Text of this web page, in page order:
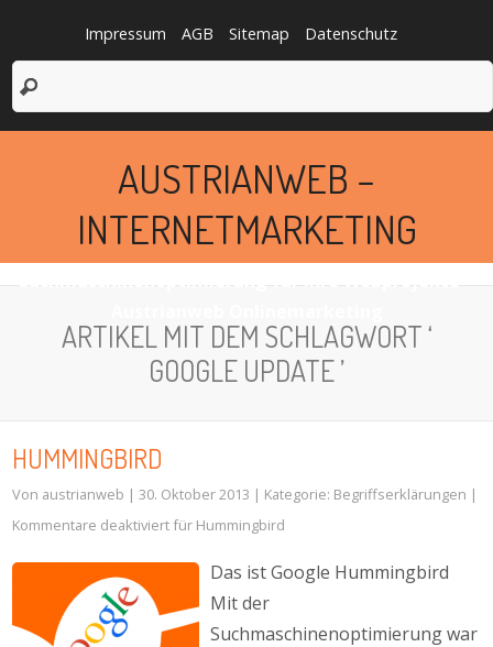
Impressum AGB Sitemap Datenschutz
AUSTRIANWEB –
INTERNETMARKETING
ARTIKEL MIT DEM SCHLAGWORT ‘
GOOGLE UPDATE ’
HUMMINGBIRD
Von austrianweb | 30. Oktober 2013 | Kategorie: Begriffserklärungen |
Kommentare deaktiviert für Hummingbird
Das ist Google Hummingbird
Mit der
Suchmaschinenoptimierung war